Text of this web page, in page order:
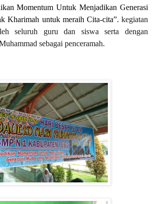
Momentum Untuk Menjadikan Generasi
Kharimah untuk meraih Cita-cita”. kegiatan
seluruh guru dan siswa serta dengan
sebagai penceramah.